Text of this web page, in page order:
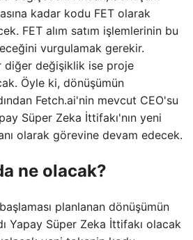
kadar kodu FET olarak
FET alım satım işlemlerinin bu
vurgulamak gerekir.
diğer değişiklik ise proje
Öyle ki, dönüşümün
Fetch.ai'nin mevcut CEO'su
Süper Zeka İttifakı'nın yeni
olarak görevine devam edecek.
ne olacak?
planlanan dönüşümün
Yapay Süper Zeka İttifakı olacak